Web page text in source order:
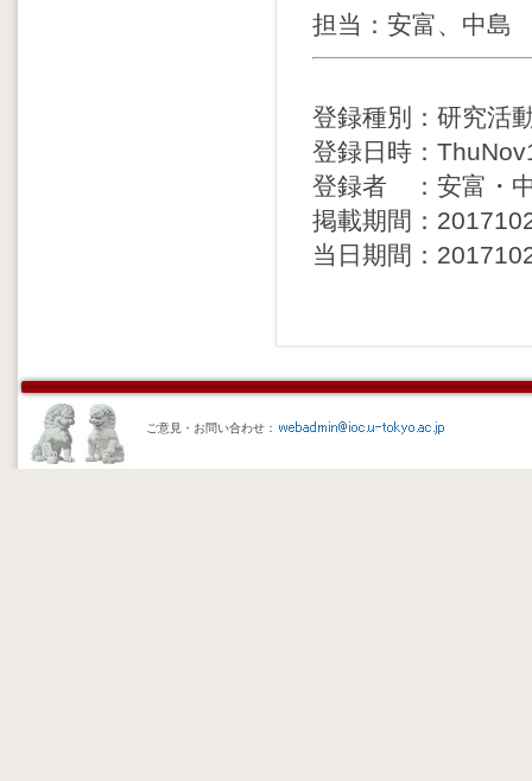
担当：安富、中島
登録種別：研究活
登録日時：
登録者 ：安富・
掲載期間：
当日期間：
ご意見・お問い合わせ：